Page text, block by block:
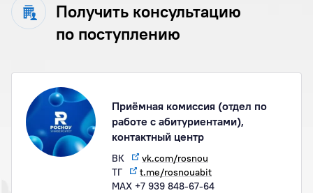
Получить консультацию
по поступлению
Приёмная комиссия (отдел по
работе с абитуриентами),
контактный центр
ВК
vk.com/rosnou
ТГ
t.me/rosnouabit
МАХ +7 939 848-67-64